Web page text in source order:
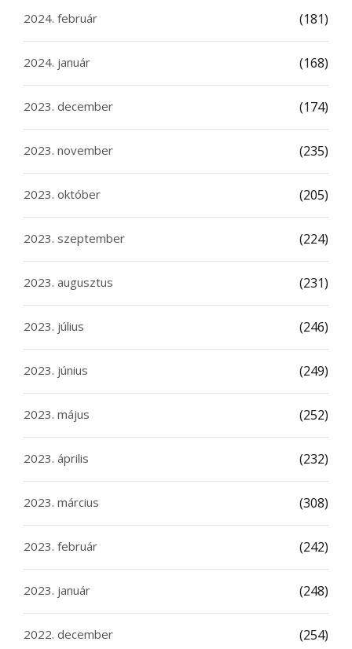
2024. február (181)
2024. január (168)
2023. december (174)
2023. november (235)
2023. október (205)
2023. szeptember (224)
2023. augusztus (231)
2023. július (246)
2023. június (249)
2023. május (252)
2023. április (232)
2023. március (308)
2023. február (242)
2023. január (248)
2022. december (254)